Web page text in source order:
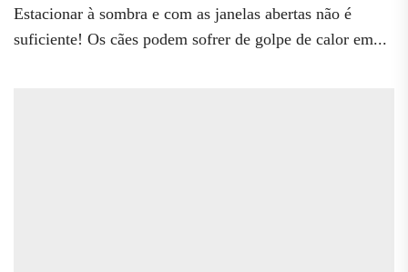
Estacionar à sombra e com as janelas abertas não é
suficiente! Os cães podem sofrer de golpe de calor em...